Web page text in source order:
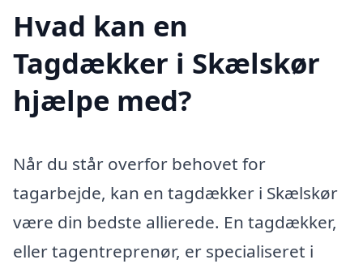
Hvad kan en
Tagdækker i Skælskør
hjælpe med?
Når du står overfor behovet for
tagarbejde, kan en tagdækker i Skælskør
være din bedste allierede. En tagdækker,
eller tagentreprenør, er specialiseret i